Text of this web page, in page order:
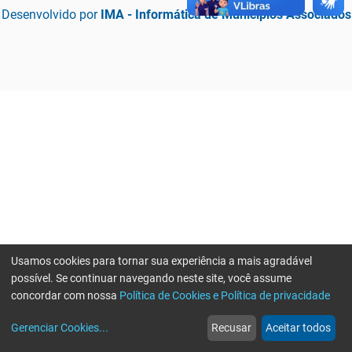
Desenvolvido por IMA - Informática de Municípios Associados
web
Notícias
more_horiz
Mais
Usamos cookies para tornar sua experiência a mais agradável
possível. Se continuar navegando neste site, você assume
concordar com nossa Política de Cookies e Política de privacidade
Gerenciar Cookies... Recusar Aceitar todos
Erro ao enviar informações, por favor tente novamente